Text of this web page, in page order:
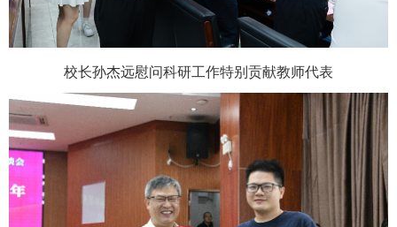
校长孙杰远慰问科研工作特别贡献教师代表